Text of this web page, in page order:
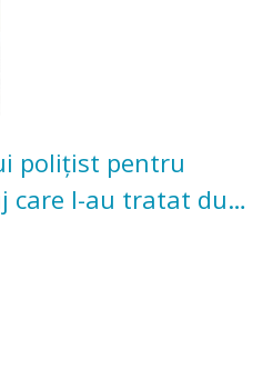
polițist pentru
care l-au tratat după